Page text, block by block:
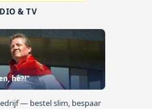
& TV
hè?!"
— bestel slim, bespaar